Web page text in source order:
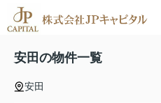
安田の物件一覧
安田